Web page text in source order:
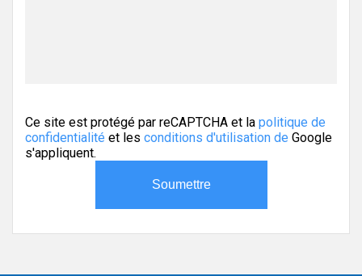
Ce site est protégé par reCAPTCHA et la politique de
confidentialité et les conditions d'utilisation de Google
s'appliquent.